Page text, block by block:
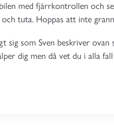
med fjärrkontrollen och
tuta. Hoppas att inte
sig som Sven beskriver
dig men då vet du i alla